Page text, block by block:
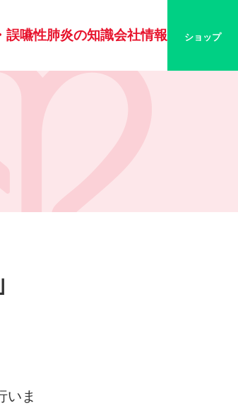
誤嚥性肺炎の知識会社情報 ショップ
いま